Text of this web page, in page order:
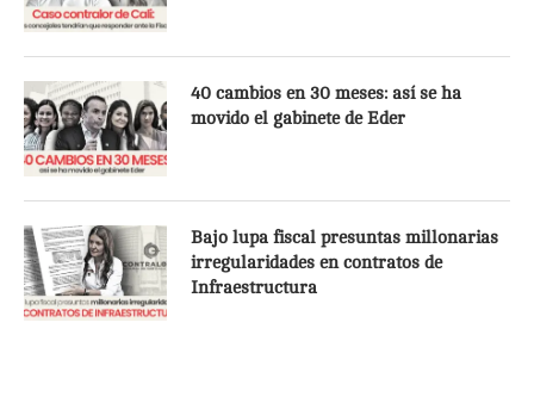
40 cambios en 30 meses: así se ha
movido el gabinete de Eder
Bajo lupa fiscal presuntas millonarias
irregularidades en contratos de
Infraestructura